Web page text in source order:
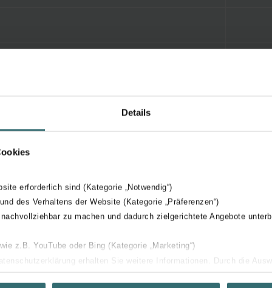
Details
erforderlich sind (Kategorie „Notwendig“)
des Verhaltens der Website (Kategorie „Präferenzen“)
zu machen und dadurch zielgerichtete Angebote
z.B. YouTube oder Bing (Kategorie „Marketing“)
erhalten Sie weitere Informationen. Durch die